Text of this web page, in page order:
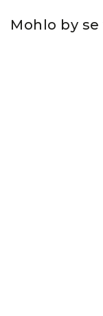
Mohlo by